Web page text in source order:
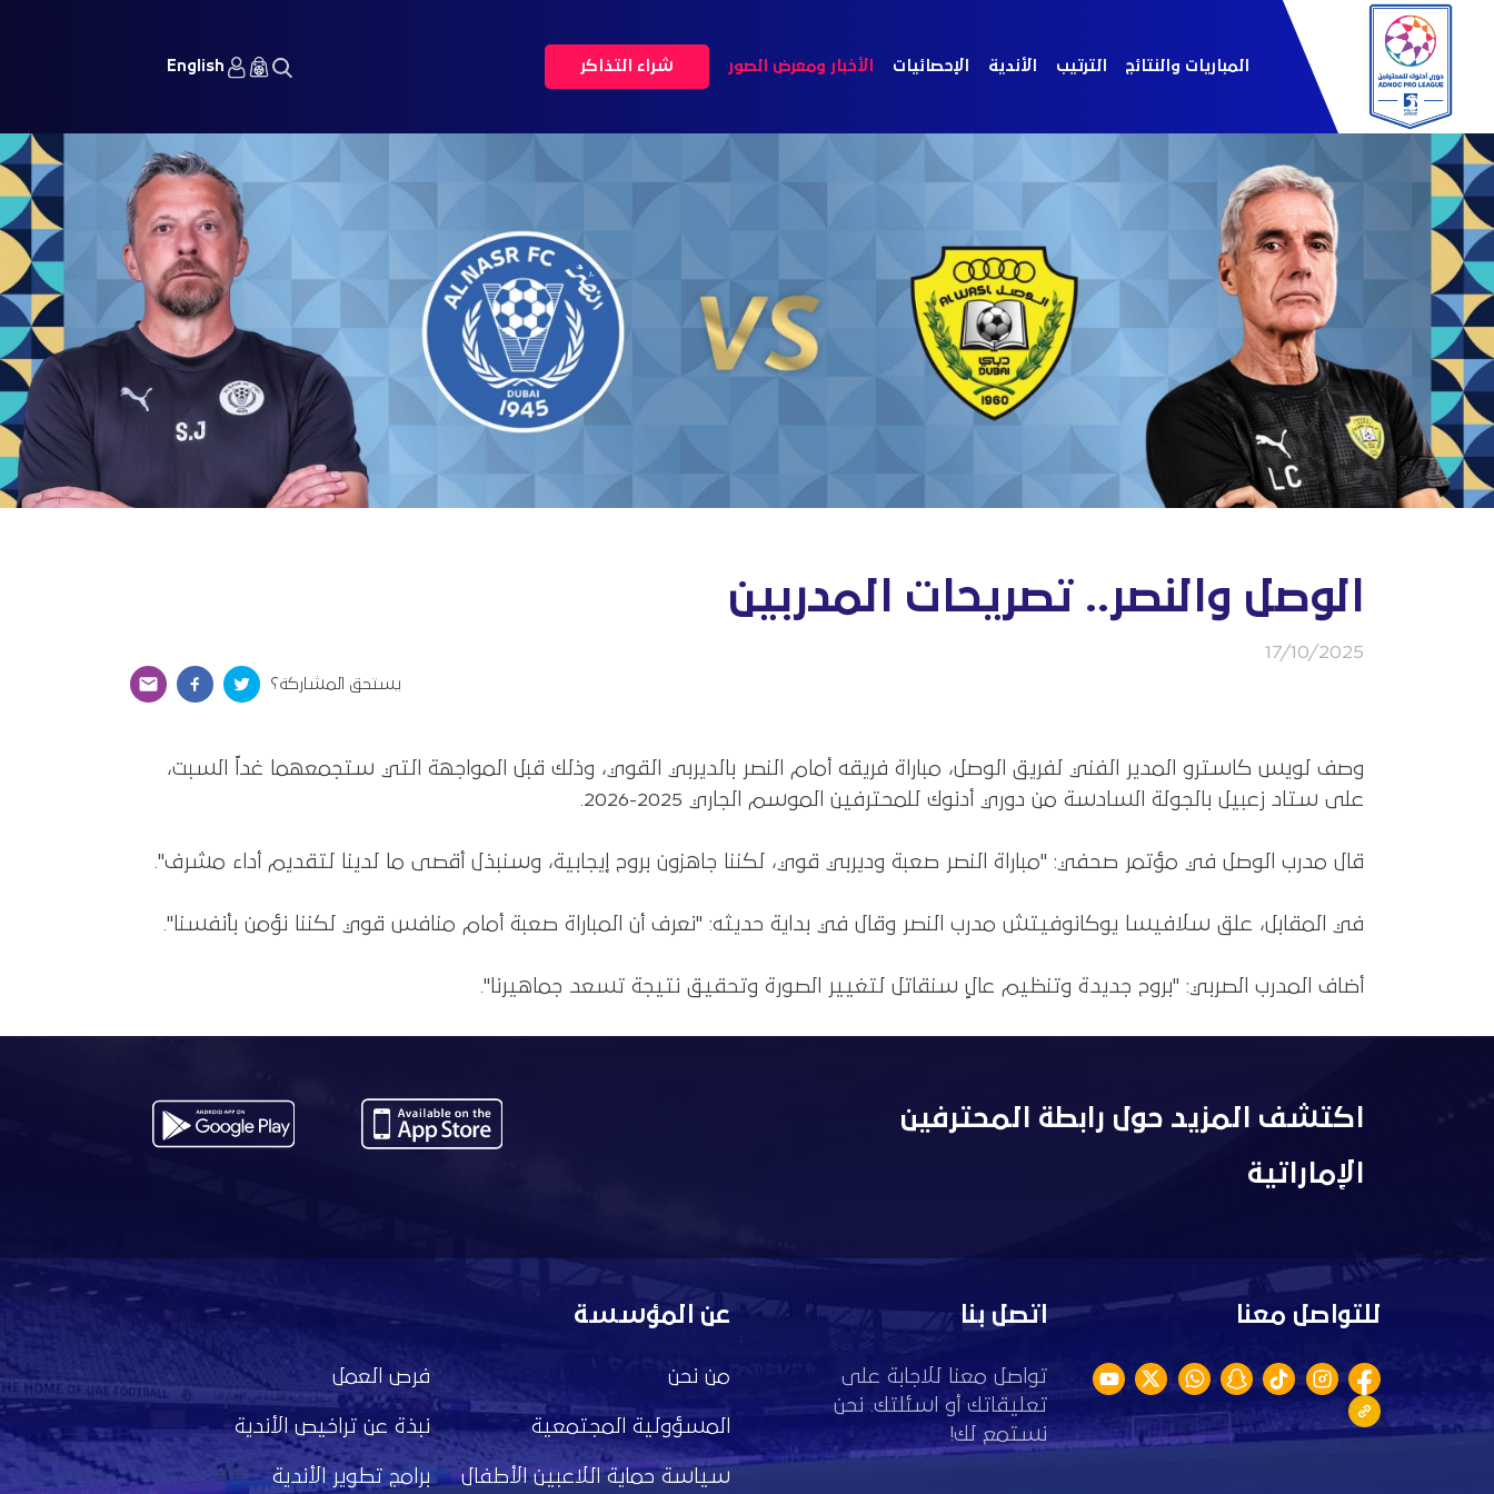
المباريات والنتائج الترتيب الأندية الإحصائيات الأخبار ومعرض الصور شراء التذاكر English
الوصل والنصر.. تصريحات المدربين
17/10/2025
يستحق المشاركة؟
وصف لويس كاسترو المدير الفني لفريق الوصل، مباراة فريقه أمام النصر بالديربي القوي، وذلك قبل المواجهة التي ستجمعهما غداً السبت،
على ستاد زعبيل بالجولة السادسة من دوري أدنوك للمحترفين الموسم الجاري 2025-2026.
قال مدرب الوصل في مؤتمر صحفي: "مباراة النصر صعبة وديربي قوي، لكننا جاهزون بروح إيجابية، وسنبذل أقصى ما لدينا لتقديم أداء مشرف".
في المقابل، علق سلافيسا يوكانوفيتش مدرب النصر وقال في بداية حديثه: "نعرف أن المباراة صعبة أمام منافس قوي لكننا نؤمن بأنفسنا".
أضاف المدرب الصربي: "بروح جديدة وتنظيم عالٍ سنقاتل لتغيير الصورة وتحقيق نتيجة تسعد جماهيرنا".
اكتشف المزيد حول رابطة المحترفين
الإماراتية
للتواصل معنا اتصل بنا
تواصل معنا للاجابة على
تعليقاتك أو اسئلتك. نحن
نستمع لك!
عن المؤسسة
من نحن فرص العمل
المسؤولية المجتمعية نبذة عن تراخيص الأندية
سياسة حماية اللاعبين الأطفال برامج تطوير الأندية